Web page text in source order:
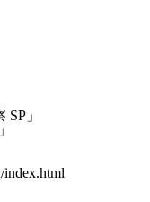
」
index.html